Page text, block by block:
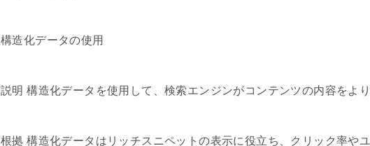
構造化データの使用
説明 構造化データを使用して、検索エンジンがコンテンツの内容をよ
根拠 構造化データはリッチスニペットの表示に役立ち、クリック率や